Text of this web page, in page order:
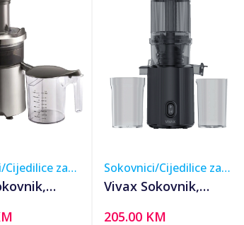
Cijedilice za
Sokovnici/Cijedilice za
voće
Vivax Sokovnik,
205.00 KM